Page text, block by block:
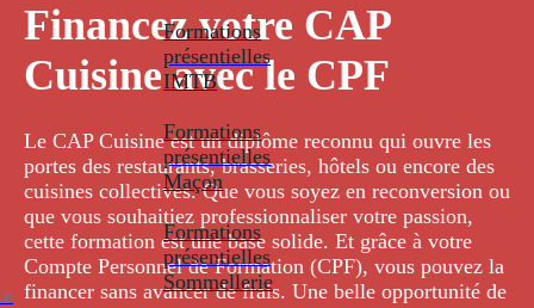
Formations
présentielles
IMTB
Formations
présentielles
Maçon
Formations
présentielles
Sommellerie
Financez votre CAP
Cuisine avec le CPF
Le CAP Cuisine est un diplôme reconnu qui ouvre les
portes des restaurants, brasseries, hôtels ou encore des
cuisines collectives. Que vous soyez en reconversion ou
que vous souhaitiez professionnaliser votre passion,
cette formation est une base solide. Et grâce à votre
Compte Personnel de Formation (CPF), vous pouvez la
financer sans avancer de frais. Une belle opportunité de